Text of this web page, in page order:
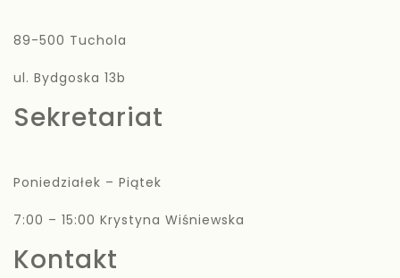
89-500 Tuchola
ul. Bydgoska 13b
Sekretariat
Poniedziałek – Piątek
7:00 – 15:00 Krystyna Wiśniewska
Kontakt